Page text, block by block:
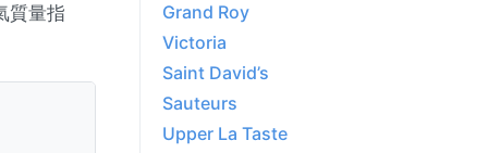
質量指
Grand Roy
Victoria
Saint David’s
Sauteurs
Upper La Taste